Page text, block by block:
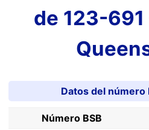
de 123-
Datos del número
Número BSB